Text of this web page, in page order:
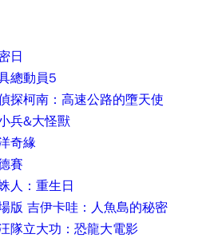
日
總動員5
探柯南：高速公路的墮天使
兵&大怪獸
奇緣
賽
人：重生日
版 吉伊卡哇：人魚島的秘密
隊立大功：恐龍大電影